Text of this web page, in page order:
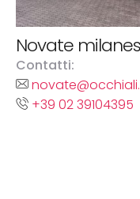
Novate
Contatti:
+39 02 39104395